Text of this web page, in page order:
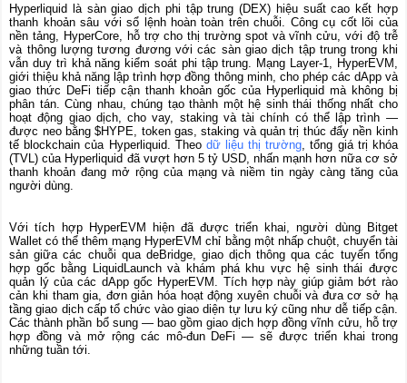
Hyperliquid là sàn giao dịch phi tập trung (DEX) hiệu suất cao kết hợp
thanh khoản sâu với sổ lệnh hoàn toàn trên chuỗi. Công cụ cốt lõi của
nền tảng, HyperCore, hỗ trợ cho thị trường spot và vĩnh cửu, với độ trễ
và thông lượng tương đương với các sàn giao dịch tập trung trong khi
vẫn duy trì khả năng kiểm soát phi tập trung. Mạng Layer-1, HyperEVM,
giới thiệu khả năng lập trình hợp đồng thông minh, cho phép các dApp và
giao thức DeFi tiếp cận thanh khoản gốc của Hyperliquid mà không bị
phân tán. Cùng nhau, chúng tạo thành một hệ sinh thái thống nhất cho
hoạt động giao dịch, cho vay, staking và tài chính có thể lập trình —
được neo bằng $HYPE, token gas, staking và quản trị thúc đẩy nền kinh
tế blockchain của Hyperliquid. Theo dữ liệu thị trường , tổng giá trị khóa
(TVL) của Hyperliquid đã vượt hơn 5 tỷ USD, nhấn mạnh hơn nữa cơ sở
thanh khoản đang mở rộng của mạng và niềm tin ngày càng tăng của
người dùng.
Với tích hợp HyperEVM hiện đã được triển khai, người dùng Bitget
Wallet có thể thêm mạng HyperEVM chỉ bằng một nhấp chuột, chuyển tài
sản giữa các chuỗi qua deBridge, giao dịch thông qua các tuyến tổng
hợp gốc bằng LiquidLaunch và khám phá khu vực hệ sinh thái được
quản lý của các dApp gốc HyperEVM. Tích hợp này giúp giảm bớt rào
cản khi tham gia, đơn giản hóa hoạt động xuyên chuỗi và đưa cơ sở hạ
tầng giao dịch cấp tổ chức vào giao diện tự lưu ký cũng như dễ tiếp cận.
Các thành phần bổ sung — bao gồm giao dịch hợp đồng vĩnh cửu, hỗ trợ
hợp đồng và mở rộng các mô-đun DeFi — sẽ được triển khai trong
những tuần tới.